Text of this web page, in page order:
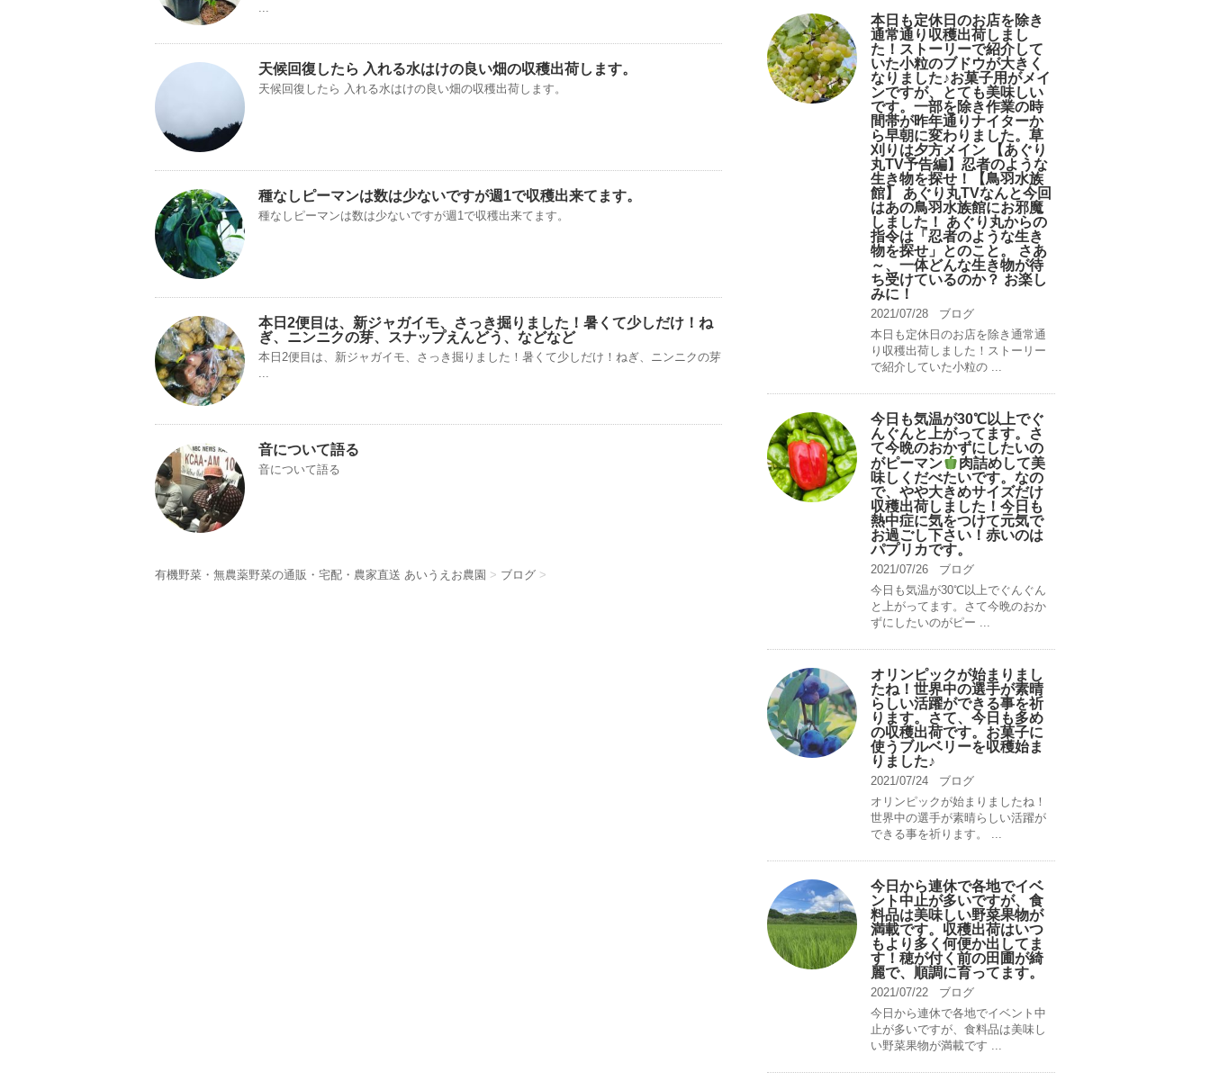
...
天候回復したら 入れる水はけの良い畑の収穫出荷します。
天候回復したら 入れる水はけの良い畑の収穫出荷します。
種なしピーマンは数は少ないですが週1で収穫出来てます。
種なしピーマンは数は少ないですが週1で収穫出来てます。
本日2便目は、新ジャガイモ、さっき掘りました！暑くて少しだけ！ね
ぎ、ニンニクの芽、スナップえんどう、などなど
本日2便目は、新ジャガイモ、さっき掘りました！暑くて少しだけ！ねぎ、ニンニクの芽
音について語る
音について語る
有機野菜・無農薬野菜の通販・宅配・農家直送 あいうえお農園 > ブログ >
本日も定休日のお店を除き
通常通り収穫出荷しまし
た！ストーリーで紹介して
いた小粒のブドウが大きく
なりました♪お菓子用がメイ
ンですが、とても美味しい
です。一部を除き作業の時
間帯が昨年通りナイターか
ら早朝に変わりました。草
刈りは夕方メイン 【あぐり
丸TV予告編】忍者のような
生き物を探せ！【鳥羽水族
館】 あぐり丸TVなんと今回
はあの鳥羽水族館にお邪魔
しました！ あぐり丸からの
指令は「忍者のような生き
物を探せ」とのこと。 さあ
～、一体どんな生き物が待
ち受けているのか？ お楽し
みに！
2021/07/28
ブログ
本日も定休日のお店を除き通常通
り収穫出荷しました！ストーリー
で紹介していた小粒の ...
今日も気温が30℃以上でぐ
んぐんと上がってます。さ
て今晩のおかずにしたいの
がピーマン
肉詰めして美
味しくだべたいです。なの
で、やや大きめサイズだけ
収穫出荷しました！今日も
熱中症に気をつけて元気で
お過ごし下さい！赤いのは
パプリカです。
2021/07/26
ブログ
今日も気温が30℃以上でぐんぐん
と上がってます。さて今晩のおか
ずにしたいのがピー ...
オリンピックが始まりまし
たね！世界中の選手が素晴
らしい活躍ができる事を祈
ります。さて、今日も多め
の収穫出荷です。お菓子に
使うブルベリーを収穫始ま
りました♪
2021/07/24
ブログ
オリンピックが始まりましたね！
世界中の選手が素晴らしい活躍が
できる事を祈ります。 ...
今日から連休で各地でイベ
ント中止が多いですが、食
料品は美味しい野菜果物が
満載です。収穫出荷はいつ
もより多く何便か出してま
す！穂が付く前の田圃が綺
麗で、順調に育ってます。
2021/07/22
ブログ
今日から連休で各地でイベント中
止が多いですが、食料品は美味し
い野菜果物が満載です ...